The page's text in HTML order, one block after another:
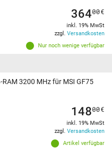
Nur noch wenige verfügbar
36400€
inkl. 19% MwSt
zzgl. Versandkosten
3200 MHz für MSI GF75
Artikel verfügbar
14800€
inkl. 19% MwSt
zzgl. Versandkosten